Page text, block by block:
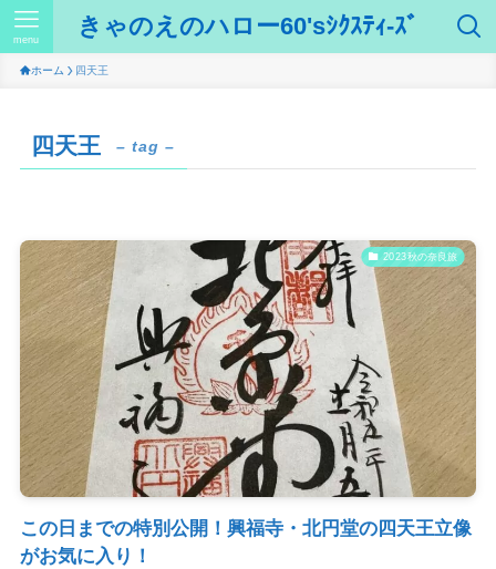
きゃのえのハロー60'sｼｸｽﾃｨ-ｽﾞ
menu
ホーム 四天王
四天王 – tag –
2023秋の奈良旅
この日までの特別公開！興福寺・北円堂の四天王立像
がお気に入り！